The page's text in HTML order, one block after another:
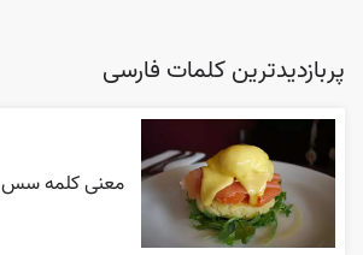
پربازدیدترین کلمات فارسی
معنی کلمه سس